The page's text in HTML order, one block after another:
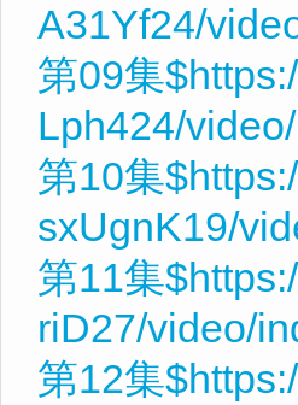
A31Yf24/
第09集
Lph424/
第10集
sxUgnK19/
第11集
riD27/video/
第12集